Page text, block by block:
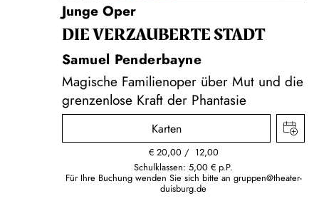
Junge Oper
DIE VERZAUBERTE STADT
Samuel Penderbayne
Magische Familienoper über Mut und die
grenzenlose Kraft der Phantasie
Karten
€ 20,00
12,00
Schulklassen: 5,00 € p.P.
Für Ihre Buchung wenden Sie sich bitte an gruppen@theater-
duisburg.de